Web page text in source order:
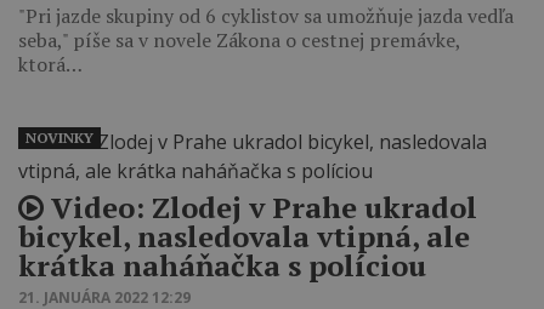
"Pri jazde skupiny od 6 cyklistov sa umožňuje jazda vedľa
seba," píše sa v novele Zákona o cestnej premávke,
ktorá…
Video: Zlodej v Prahe ukradol
bicykel, nasledovala vtipná, ale
krátka naháňačka s políciou
21. JANUÁRA 2022 12:29
NOVINKY